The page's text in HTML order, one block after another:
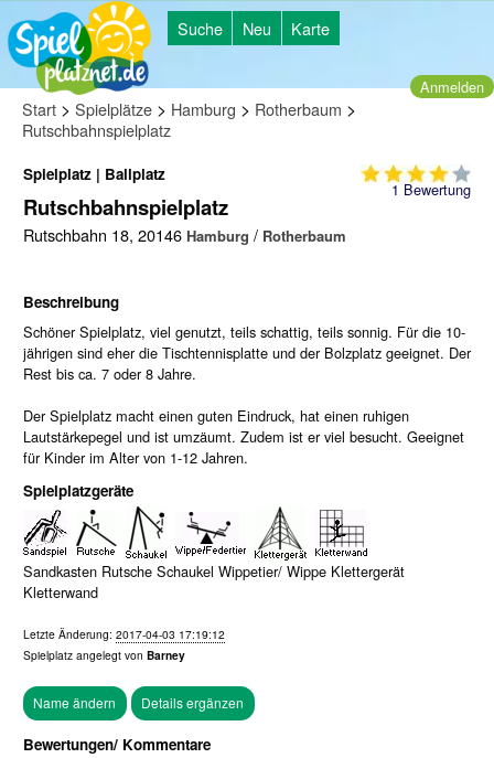
Suche Neu Karte
Anmelden
Start > Spielplätze > Hamburg > Rotherbaum >
Rutschbahnspielplatz
1Bewertung
Spielplatz | Ballplatz
Rutschbahnspielplatz
Rutschbahn 18, 20146 Hamburg / Rotherbaum
Beschreibung
Schöner Spielplatz, viel genutzt, teils schattig, teils sonnig. Für die 10-
jährigen sind eher die Tischtennisplatte und der Bolzplatz geeignet. Der
Rest bis ca. 7 oder 8 Jahre.
Der Spielplatz macht einen guten Eindruck, hat einen ruhigen
Lautstärkepegel und ist umzäumt. Zudem ist er viel besucht. Geeignet
für Kinder im Alter von 1-12 Jahren.
Spielplatzgeräte
Sandkasten Rutsche Schaukel Wippetier/ Wippe Klettergerät
Kletterwand
Letzte Änderung: 2017-04-03 17:19:12
Spielplatz angelegt von Barney
Bewertungen/ Kommentare